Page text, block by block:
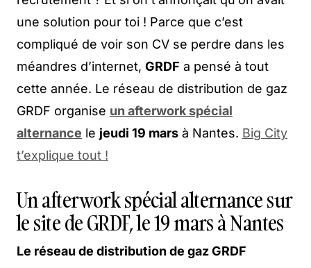
une solution pour toi ! Parce que c’est
compliqué de voir son CV se perdre dans les
méandres d’internet, GRDF a pensé à tout
cette année. Le réseau de distribution de gaz
GRDF organise un afterwork spécial
alternance le jeudi 19 mars à Nantes. Big City
t’explique tout !
Un afterwork spécial alternance sur
le site de GRDF, le 19 mars à Nantes
Le réseau de distribution de gaz GRDF